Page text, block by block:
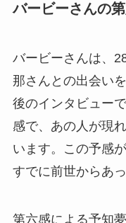
バービーさんの
バービーさんは、
那さんとの出会い
後のインタビュー
感で、あの人が現
います。この予感
すでに前世からあ
第六感による予知